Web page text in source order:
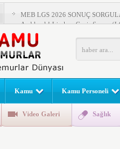
MEB LGS 2026 SONUÇ
Açıklandı! Liselere Geçiş Sınavı
2026 Yılı Norm Güncellemeleri
Polis Akademisi İç Güvenlik
E-Devlet Unutulan Para
da İlgilendiriyor
Motorine Gece Yarısı Büyük İndirim
Kamu Kamu Personeli
Video Galeri Sağlık